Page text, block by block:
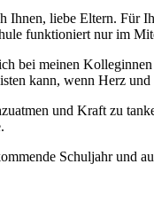
Ihnen, liebe Eltern. Für
funktioniert nur im
bei meinen
kann, wenn Herz und
und Kraft zu
Schuljahr und